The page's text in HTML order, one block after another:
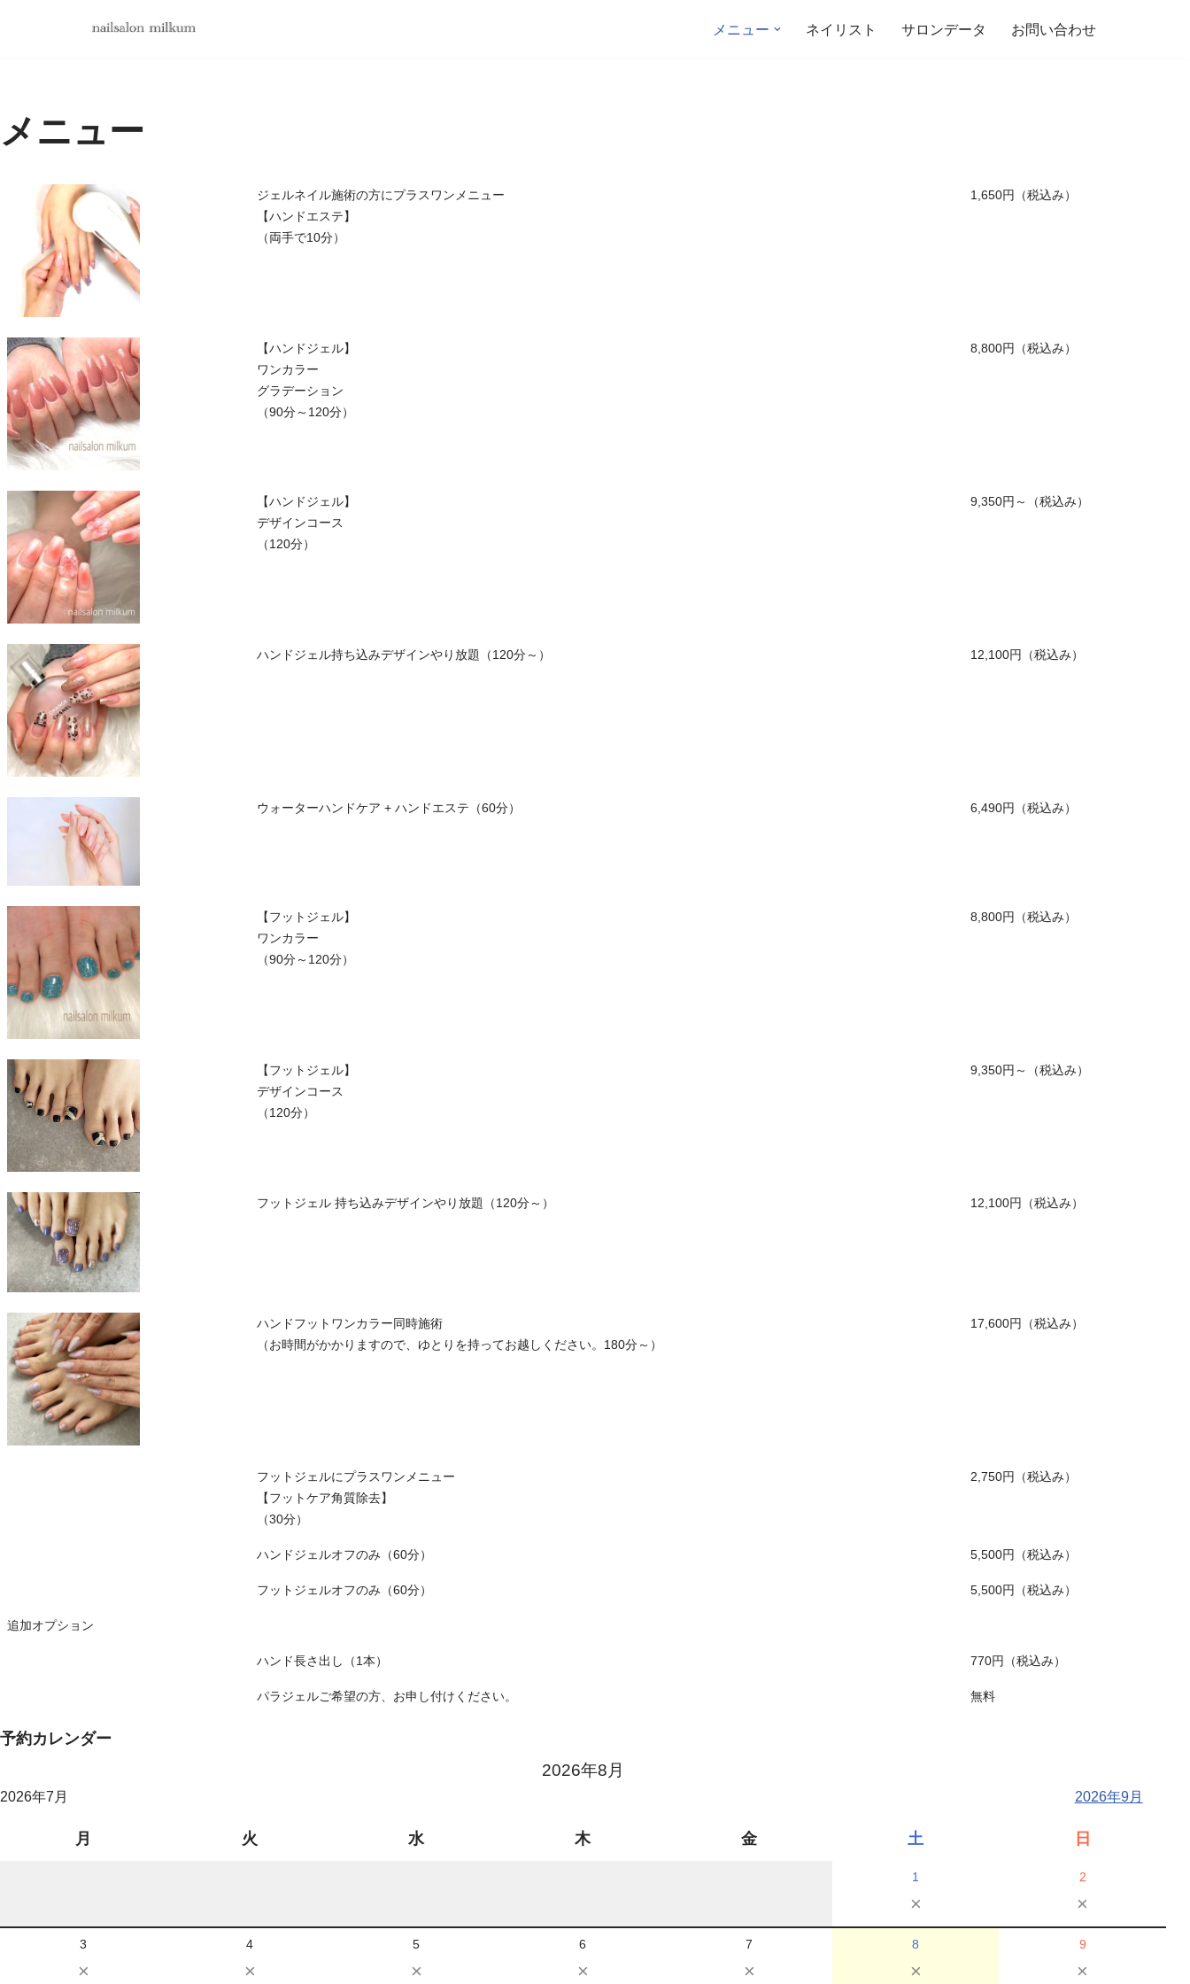
ン
ツ
プ
メニュー ネイリスト サロンデータ お問い合わせ
メニュー
ジェルネイル施術の方にプラスワンメニュー
【ハンドエステ】
（両手で10分）
1,650円（税込み）
【ハンドジェル】
ワンカラー
グラデーション
（90分～120分）
8,800円（税込み）
【ハンドジェル】
デザインコース
（120分）
9,350円～（税込み）
ハンドジェル持ち込みデザインやり放題（120分～） 12,100円（税込み）
ウォーターハンドケア + ハンドエステ（60分） 6,490円（税込み）
【フットジェル】
ワンカラー
（90分～120分）
8,800円（税込み）
【フットジェル】
デザインコース
（120分）
9,350円～（税込み）
フットジェル 持ち込みデザインやり放題（120分～） 12,100円（税込み）
ハンドフットワンカラー同時施術
（お時間がかかりますので、ゆとりを持ってお越しください。180分～）
17,600円（税込み）
フットジェルにプラスワンメニュー
【フットケア角質除去】
（30分）
2,750円（税込み）
ハンドジェルオフのみ（60分） 5,500円（税込み）
フットジェルオフのみ（60分） 5,500円（税込み）
追加オプション
ハンド長さ出し（1本） 770円（税込み）
パラジェルご希望の方、お申し付けください。 無料
予約カレンダー
2026年8月
2026年7月 2026年9月
月 火 水 木 金 土 日
1
×
2
×
3
×
4
×
5
×
6
×
7
×
8
×
9
×